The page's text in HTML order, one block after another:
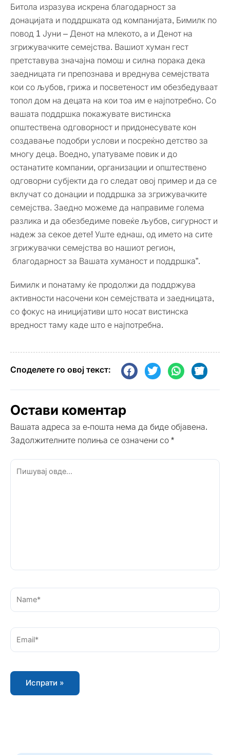
Битола изразува искрена благодарност за
донацијата и поддршката од компанијата, Бимилк по
повод 1 Јуни – Денот на млекото, а и Денот на
згрижувачките семејства. Вашиот хуман гест
претставува значајна помош и силна порака дека
заедницата ги препознава и вреднува семејствата
кои со љубов, грижа и посветеност им обезбедуваат
топол дом на децата на кои тоа им е најпотребно. Со
вашата поддршка покажувате вистинска
општествена одговорност и придонесувате кон
создавање подобри услови и посреќно детство за
многу деца. Воедно, упатуваме повик и до
останатите компании, организации и општествено
одговорни субјекти да го следат овој пример и да се
вклучат со донации и поддршка за згрижувачките
семејства. Заедно можеме да направиме голема
разлика и да обезбедиме повеќе љубов, сигурност и
надеж за секое дете! Уште еднаш, од името на сите
згрижувачки семејства во нашиот регион,
благодарност за Вашата хуманост и поддршка”.
Бимилк и понатаму ќе продолжи да поддржува
активности насочени кон семејствата и заедницата,
со фокус на иницијативи што носат вистинска
вредност таму каде што е најпотребна.
Споделете го овој текст:
Остави коментар
Вашата адреса за е-пошта нема да биде објавена.
Задолжителните полиња се означени со *
Пишувај
овде...
Name*
Email*